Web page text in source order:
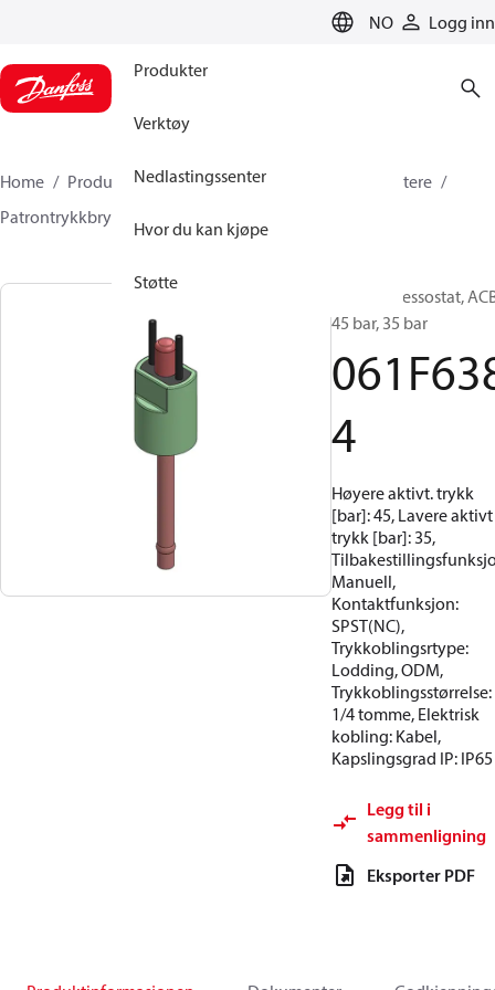
NO Logg inn
Produkter
Verktøy
Nedlastingssenter
Hvor du kan kjøpe
Støtte
Home Produkter Klimaløsninger for kjøling
Brytere
Patrontrykkbrytere
Kassett pressostat,
45 bar, 35 bar
4
Høyere aktivt. trykk
[bar]: 45, Lavere aktivt
trykk [bar]: 35,
Manuell,
Kontaktfunksjon:
SPST(NC),
Trykkoblingsrtype:
Lodding, ODM,
Trykkoblingsstørrelse:
1/4 tomme, Elektrisk
kobling: Kabel,
Kapslingsgrad IP: IP65
Legg til i
sammenligning
Eksporter PDF